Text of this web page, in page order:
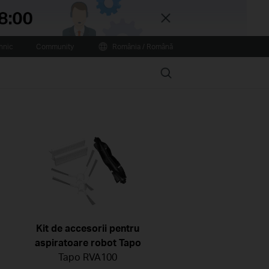
Close
Search
Kit de accesorii pentru
aspiratoare robot Tapo
Tapo RVA100